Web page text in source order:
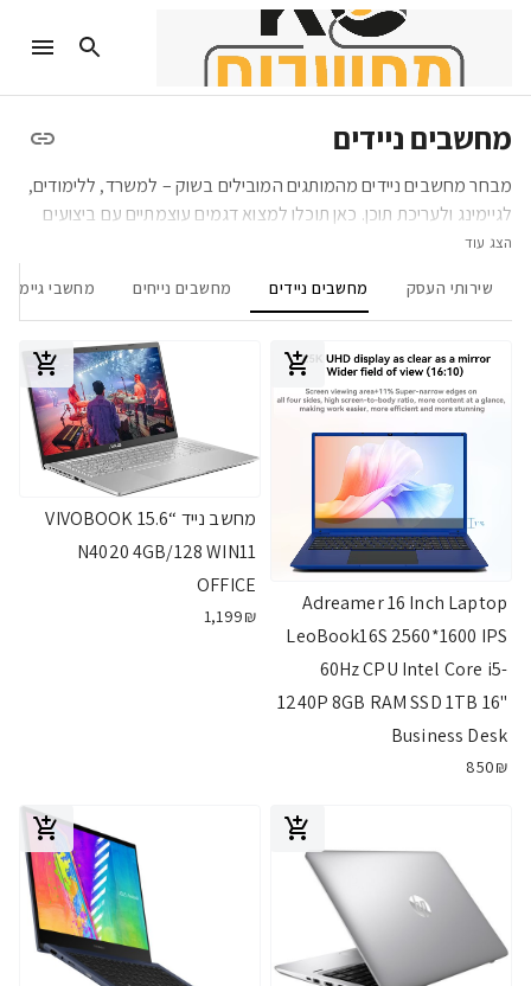
מחשבים ניידים
מבחר מחשבים ניידים מהמותגים המובילים בשוק – למשרד, ללימודים,
לגיימינג ולעריכת תוכן. כאן תוכלו למצוא דגמים עוצמתיים עם ביצועים
גבוהים לצד מחשבים קלים וניידים לעבודה בדרכים.
הצג עוד
שירותי העסק מחשבים ניידים מחשבים נייחים מחשבי גיימינג
Adreamer 16 Inch Laptop
LeoBook16S 2560*1600 IPS
60Hz CPU Intel Core i5-
1240P 8GB RAM SSD 1TB 16"
Business Desk
850₪
מחשב נייד “15.6 VIVOBOOK
N4020 4GB/128 WIN11
OFFICE
1,199₪